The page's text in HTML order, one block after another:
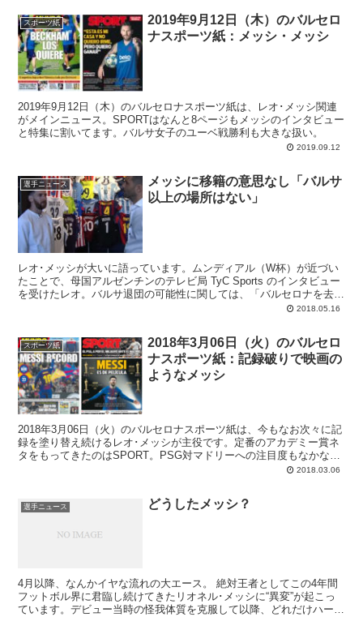
説明にとどまっていることから、ペップやチャビのような契約満了後
の退団が待っているのではないかと、クレの心は不穏な予感にざわつ
く初夏となっています。バルサとイニエスタとの契約は2018年6月末
までです。
スポーツ紙
2019年9月12日（木）のバルセロ
ナスポーツ紙：メッシ・メッシ
2019年9月12日（木）のバルセロナスポーツ紙は、レオ･メッシ関連
がメインニュース。SPORTはなんと8ページもメッシのインタビュー
と特集に割いてます。バルサ女子のユーベ戦勝利も大きな扱い。
2019.09.12
選手ニュース
メッシに移籍の意思なし「バルサ
以上の場所はない」
レオ･メッシが大いに語っています。ムンディアル（W杯）が近づい
たことで、母国アルゼンチンのテレビ局 TyC Sports のインタビュー
を受けたレオ。バルサ退団の可能性に関しては、「バルセロナを去ろ
2018.05.16
スポーツ紙
2018年3月06日（火）のバルセロ
ナスポーツ紙：記録破りで映画の
ようなメッシ
2018年3月06日（火）のバルセロナスポーツ紙は、今もなお次々に記
録を塗り替え続けるレオ･メッシが主役です。定番のアカデミー賞ネ
タをもってきたのはSPORT。PSG対マドリーへの注目度もなかな
2018.03.06
選手ニュース どうしたメッシ？
4月以降、なんかイヤな流れの大エース。 絶対王者としてこの4年間
フットボル界に君臨し続けてきたリオネル･メッシに“異変”が起こっ
ています。デビュー当時の怪我体質を克服して以降、どれだけハード